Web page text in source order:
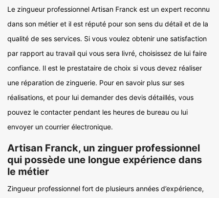
Le zingueur professionnel Artisan Franck est un expert reconnu
dans son métier et il est réputé pour son sens du détail et de la
qualité de ses services. Si vous voulez obtenir une satisfaction
par rapport au travail qui vous sera livré, choisissez de lui faire
confiance. Il est le prestataire de choix si vous devez réaliser
une réparation de zinguerie. Pour en savoir plus sur ses
réalisations, et pour lui demander des devis détaillés, vous
pouvez le contacter pendant les heures de bureau ou lui
envoyer un courrier électronique.
Artisan Franck, un zinguer professionnel
qui possède une longue expérience dans
le métier
Zingueur professionnel fort de plusieurs années d’expérience,